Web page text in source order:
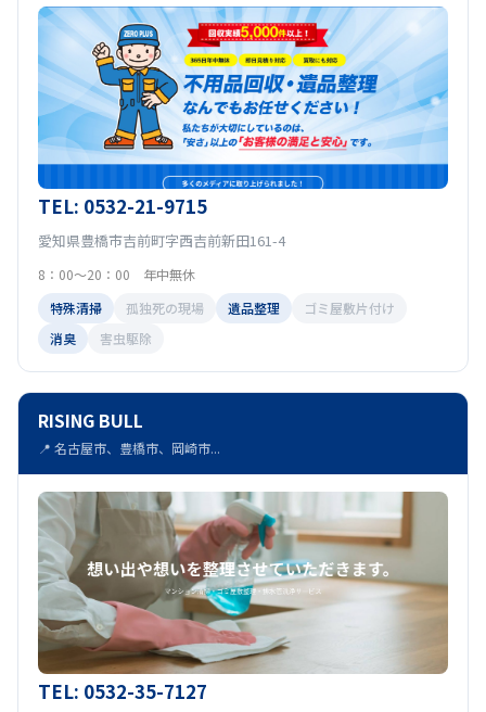
TEL: 0532-21-9715
愛知県豊橋市吉前町字西吉前新田161-4
8：00～20：00 年中無休
特殊清掃
孤独死の現場 遺品整理
ゴミ屋敷片付け
消臭
害虫駆除
RISING BULL
📍 名古屋市、豊橋市、岡崎市...
TEL: 0532-35-7127